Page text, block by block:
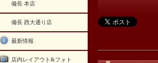
備長 本店
備長 西大通り店
最新情報
店内レイアウト&フォト